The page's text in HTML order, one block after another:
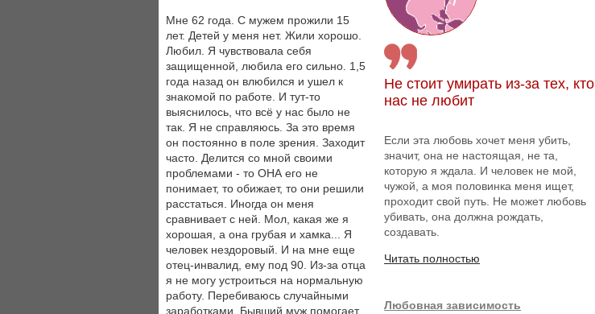
Не стоит умирать из-за тех, кто
нас не любит
Если эта любовь хочет меня убить,
значит, она не настоящая, не та,
которую я ждала. И человек не мой,
чужой, а моя половинка меня ищет,
проходит свой путь. Не может любовь
убивать, она должна рождать,
создавать.
Читать полностью
Любовная зависимость
Мне 62 года. С мужем прожили 15
лет. Детей у меня нет. Жили хорошо.
Любил. Я чувствовала себя
защищенной, любила его сильно. 1,5
года назад он влюбился и ушел к
знакомой по работе. И тут-то
выяснилось, что всё у нас было не
так. Я не справляюсь. За это время
он постоянно в поле зрения. Заходит
часто. Делится со мной своими
проблемами - то ОНА его не
понимает, то обижает, то они решили
расстаться. Иногда он меня
сравнивает с ней. Мол, какая же я
хорошая, а она грубая и хамка... Я
человек нездоровый. И на мне еще
отец-инвалид, ему под 90. Из-за отца
я не могу устроиться на нормальную
работу. Перебиваюсь случайными
заработками. Бывший муж помогает